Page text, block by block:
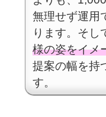
無理せず運用
ります。そし
様の姿をイメ
提案の幅を持
す。